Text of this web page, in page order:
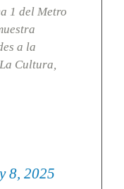
1 del Metro
a la
Cultura,
8, 2025